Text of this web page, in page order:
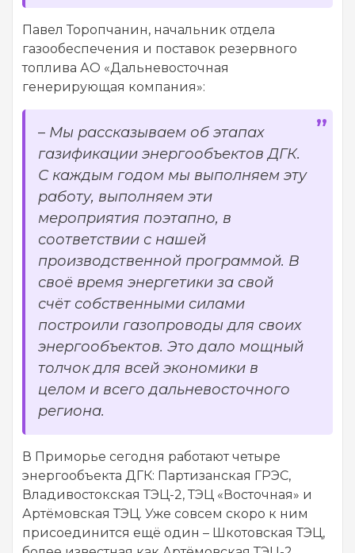
Павел Торопчанин, начальник отдела
газообеспечения и поставок резервного
топлива АО «Дальневосточная
генерирующая компания»:
– Мы рассказываем об этапах
газификации энергообъектов ДГК.
С каждым годом мы выполняем эту
работу, выполняем эти
мероприятия поэтапно, в
соответствии с нашей
производственной программой. В
своё время энергетики за свой
счёт собственными силами
построили газопроводы для своих
энергообъектов. Это дало мощный
толчок для всей экономики в
целом и всего дальневосточного
региона.
В Приморье сегодня работают четыре
энергообъекта ДГК: Партизанская ГРЭС,
Владивостокская ТЭЦ-2, ТЭЦ «Восточная» и
Артёмовская ТЭЦ. Уже совсем скоро к ним
присоединится ещё один – Шкотовская ТЭЦ,